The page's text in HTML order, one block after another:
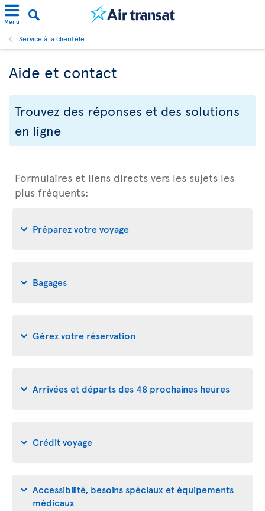
Menu
Service à la clientèle
Aide et contact
Trouvez des réponses et des solutions
en ligne
Formulaires et liens directs vers les sujets les
plus fréquents:
Préparez votre voyage
Bagages
Gérez votre réservation
Arrivées et départs des 48 prochaines heures
Crédit voyage
Accessibilité, besoins spéciaux et équipements
médicaux